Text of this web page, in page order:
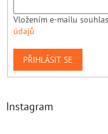
Vložením e-mailu
údajů
PŘIHLÁSIT SE
Instagram